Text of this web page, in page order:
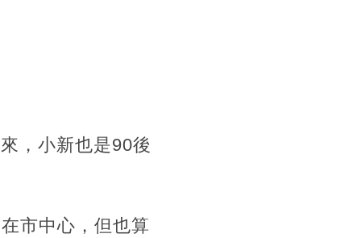
，小新也是90後
市中心，但也算